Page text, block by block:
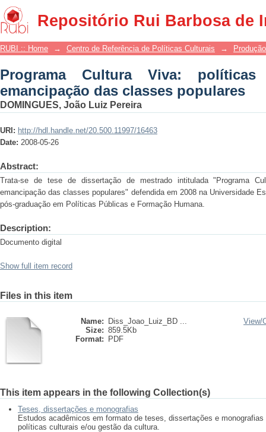
Repositório Rui Barbosa de
Programa Cultura Viva: políticas
populares
RUBI :: Home → Centro de Referência de Políticas Culturais →
Programa Cultura Viva:
emancipação das classes populares
DOMINGUES, João Luiz Pereira
URI: http://hdl.handle.net/20.500.11997/16463
Date: 2008-05-26
Abstract:
Trata-se de tese de dissertação de mestrado intitulada "Programa
emancipação das classes populares" defendida em 2008 na Universidade
pós-graduação em Políticas Públicas e Formação Humana.
Description:
Documento digital
Show full item record
Files in this item
Name:
Diss_Joao_Luiz_BD ...
Size: 859.5Kb
Format:
PDF
View/
This item appears in the following Collection(s)
Teses, dissertações e monografias
Estudos acadêmicos em formato de teses, dissertações e
políticas culturais e/ou gestão da cultura.